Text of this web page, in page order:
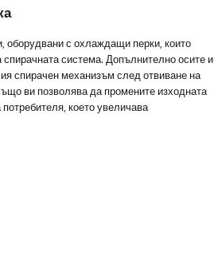
оборудвани с охлаждащи перки, които
система. Допълнително осите и
спирачен механизъм след отвиване на
ви позволява да промените изходната
което увеличава